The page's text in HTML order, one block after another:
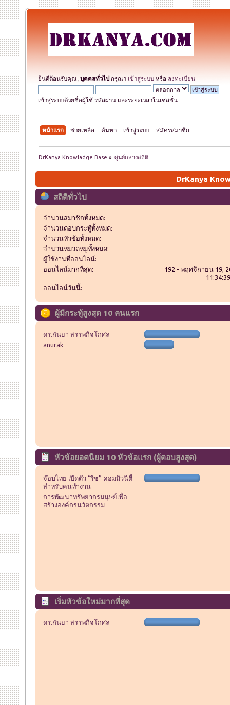
ยินดีต้อนรับคุณ, บุคคลทั่วไป กรุณา เข้าสู่ระบบ หรือ ลงทะเบียน
เข้าสู่ระบบด้วยชื่อผู้ใช้ รหัสผ่าน และระยะเวลาในเซสชั่น
หน้าแรก ช่วยเหลือ ค้นหา เข้าสู่ระบบ สมัครสมาชิก
DrKanya Knowladge Base » ศูนย์กลางสถิติ
DrKanya
สถิติทั่วไป
จำนวนสมาชิกทั้งหมด:
จำนวนตอบกระทู้ทั้งหมด:
จำนวนหัวข้อทั้งหมด:
จำนวนหมวดหมู่ทั้งหมด:
ผู้ใช้งานที่ออนไลน์:
ออนไลน์มากที่สุด:
192 - พฤศจิกายน 19,
ออนไลน์วันนี้:
ผู้มีกระทู้สูงสุด 10 คนแรก
ดร.กันยา สรรพกิจโกศล
anurak
หัวข้อยอดนิยม 10 หัวข้อแรก (ผู้ตอบสูงสุด)
จ๊อบไทย เปิดตัว “รีช” คอมมิวนิตี้
สำหรับคนทำงาน
การพัฒนาทรัพยากรมนุษย์เพื่อ
สร้างองค์กรนวัตกรรม
เริ่มหัวข้อใหม่มากที่สุด
ดร.กันยา สรรพกิจโกศล